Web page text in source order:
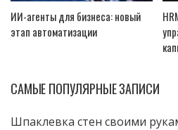
ИИ-агенты для бизнеса: новый
этап автоматизации
САМЫЕ ПОПУЛЯРНЫЕ ЗАПИСИ
Шпаклевка стен своими